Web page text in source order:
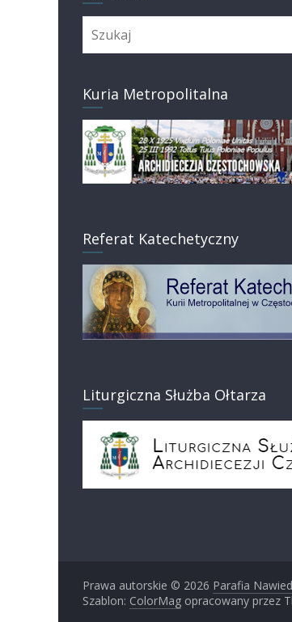
Kuria Metropolitalna
Referat Katechetyczny
Liturgiczna Służba Ołtarza
Prawa autorskie © 2026 Parafia
Szablon: ColorMag opracowany przez